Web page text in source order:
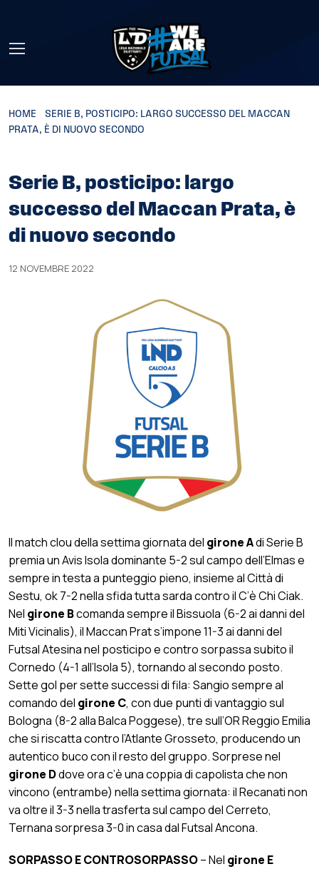
HOME
SERIE B, POSTICIPO: LARGO SUCCESSO DEL MACCAN
PRATA, È DI NUOVO SECONDO
Serie B, posticipo: largo
successo del Maccan Prata, è
di nuovo secondo
12 NOVEMBRE 2022
Il match clou della settima giornata del girone Adi Serie B
premia un Avis Isola dominante 5-2 sul campo dell’Elmas e
sempre in testa a punteggio pieno, insieme al Città di
Sestu, ok 7-2 nella sfida tutta sarda contro il C’è Chi Ciak.
Nel girone Bcomanda sempre il Bissuola (6-2 ai danni del
Miti Vicinalis), il Maccan Prat s’impone 11-3 ai danni del
Futsal Atesina nel posticipo e contro sorpassa subitoil
Cornedo (4-1 all’Isola 5), tornando al secondo posto.
Sette gol per sette successi di fila: Sangio sempre al
comando del girone C, con due punti di vantaggio sul
Bologna (8-2 alla Balca Poggese), tre sull’OR Reggio Emilia
che si riscatta contro l’Atlante Grosseto, producendo un
autentico buco con il resto del gruppo. Sorprese nel
girone Ddove ora c’è una coppia di capolista che non
vincono (entrambe) nella settima giornata: il Recanati non
va oltre il 3-3 nella trasferta sul campo del Cerreto,
Ternana sorpresa 3-0 in casa dal Futsal Ancona.
SORPASSO E CONTROSORPASSO– Nel girone E